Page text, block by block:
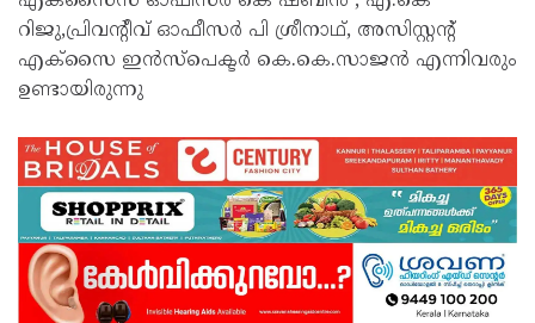
റിജു,പ്രിവന്റീവ് ഓഫീസർ പി ശ്രീനാഥ്, അസിസ്റ്റന്റ്
എക്സൈ ഇൻസ്‌പെക്ടർ കെ.കെ.സാജൻ എന്നിവരും
ഉണ്ടായിരുന്നു